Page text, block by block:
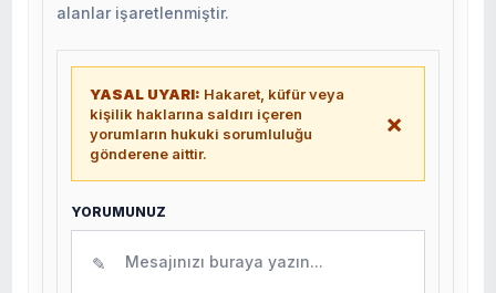
alanlar işaretlenmiştir.
YASAL UYARI: Hakaret, küfür veya
kişilik haklarına saldırı içeren
yorumların hukuki sorumluluğu
gönderene aittir.
×
YORUMUNUZ
✎